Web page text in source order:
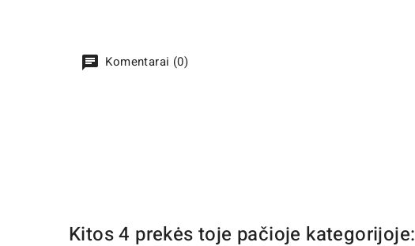
Komentarai (0)
Kitos 4 prekės toje pačioje kategorijoje: